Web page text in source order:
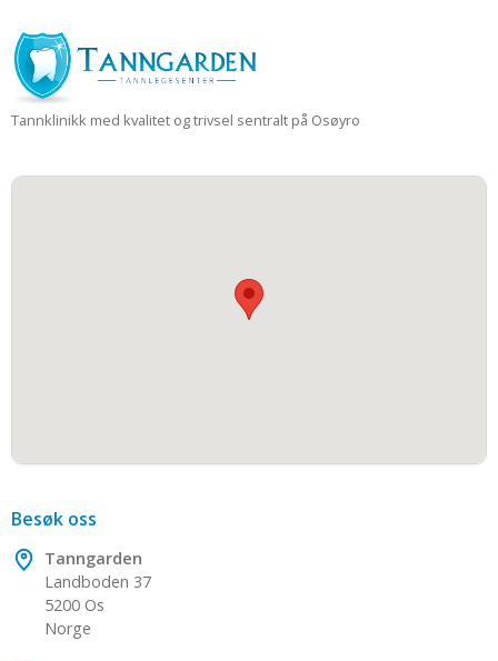
Tannklinikk med kvalitet og trivsel sentralt på Osøyro
Besøk oss
Tanngarden
Landboden 37
5200 Os
Norge